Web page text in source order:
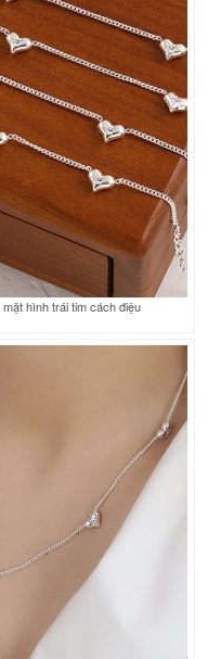
hình trái tim cách điệu